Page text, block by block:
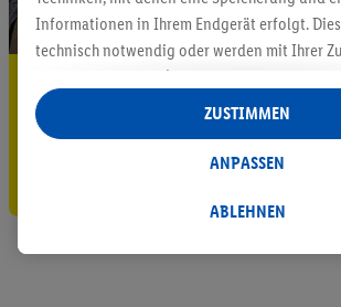
5.95 € Versand
Jetzt zum Newsletter anmelden
Gutschein sichern!
Informationen in Ihrem Endgerät erfolgt.
technisch notwendig oder werden mit Ihrer
auch durch Partner (u.a.
Verantwortliche; im Zusammenhang mit dem
insgesamt
Statistik-Erstellung oder für personalisierte
Datenverarbeitungen für personalisierte
ABLEHNEN
ANPASSEN
ZUSTIMMEN